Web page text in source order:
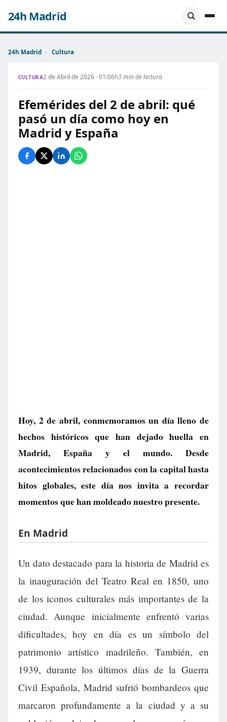
24h Madrid
24h Madrid › Cultura
CULTURA2 de Abril de 2026 · 01:06h3 min de lectura
Efemérides del 2 de abril: qué
pasó un día como hoy en
Madrid y España
Hoy, 2 de abril, conmemoramos un día lleno de
hechos históricos que han dejado huella en
Madrid, España y el mundo. Desde
acontecimientos relacionados con la capital hasta
hitos globales, este día nos invita a recordar
momentos que han moldeado nuestro presente.
En Madrid
Un dato destacado para la historia de Madrid es
la inauguración del Teatro Real en 1850, uno
de los iconos culturales más importantes de la
ciudad. Aunque inicialmente enfrentó varias
dificultades, hoy en día es un símbolo del
patrimonio artístico madrileño. También, en
1939, durante los últimos días de la Guerra
Civil Española, Madrid sufrió bombardeos que
marcaron profundamente a la ciudad y a su